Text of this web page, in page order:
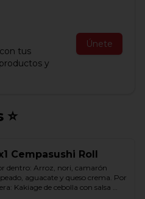
tus
y
Únete
Cempasushi Roll
dentro: Arroz, nori, camarón
aguacate y queso crema. Por
Kakiage de cebolla con salsa